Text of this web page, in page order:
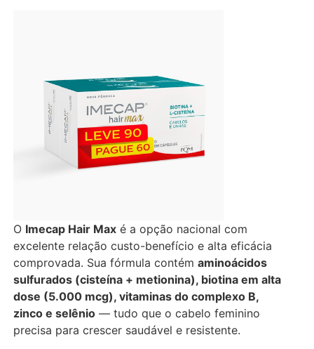
O Imecap Hair Max é a opção nacional com
excelente relação custo-benefício e alta eficácia
comprovada. Sua fórmula contém aminoácidos
sulfurados (cisteína + metionina), biotina em alta
dose (5.000 mcg), vitaminas do complexo B,
zinco e selênio — tudo que o cabelo feminino
precisa para crescer saudável e resistente.